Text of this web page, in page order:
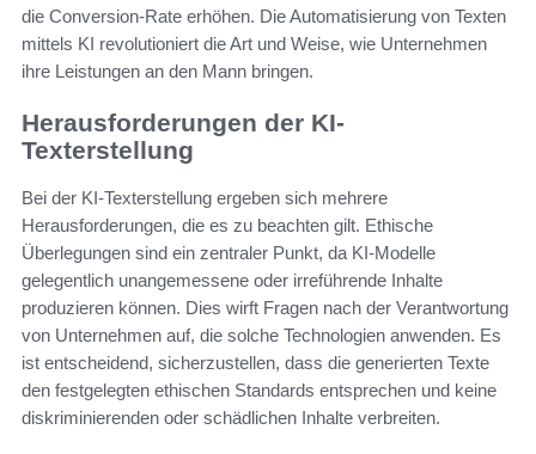
die Conversion-Rate erhöhen. Die Automatisierung von Texten
mittels KI revolutioniert die Art und Weise, wie Unternehmen
ihre Leistungen an den Mann bringen.
Herausforderungen der KI-
Texterstellung
Bei der KI-Texterstellung ergeben sich mehrere
Herausforderungen, die es zu beachten gilt. Ethische
Überlegungen sind ein zentraler Punkt, da KI-Modelle
gelegentlich unangemessene oder irreführende Inhalte
produzieren können. Dies wirft Fragen nach der Verantwortung
von Unternehmen auf, die solche Technologien anwenden. Es
ist entscheidend, sicherzustellen, dass die generierten Texte
den festgelegten ethischen Standards entsprechen und keine
diskriminierenden oder schädlichen Inhalte verbreiten.